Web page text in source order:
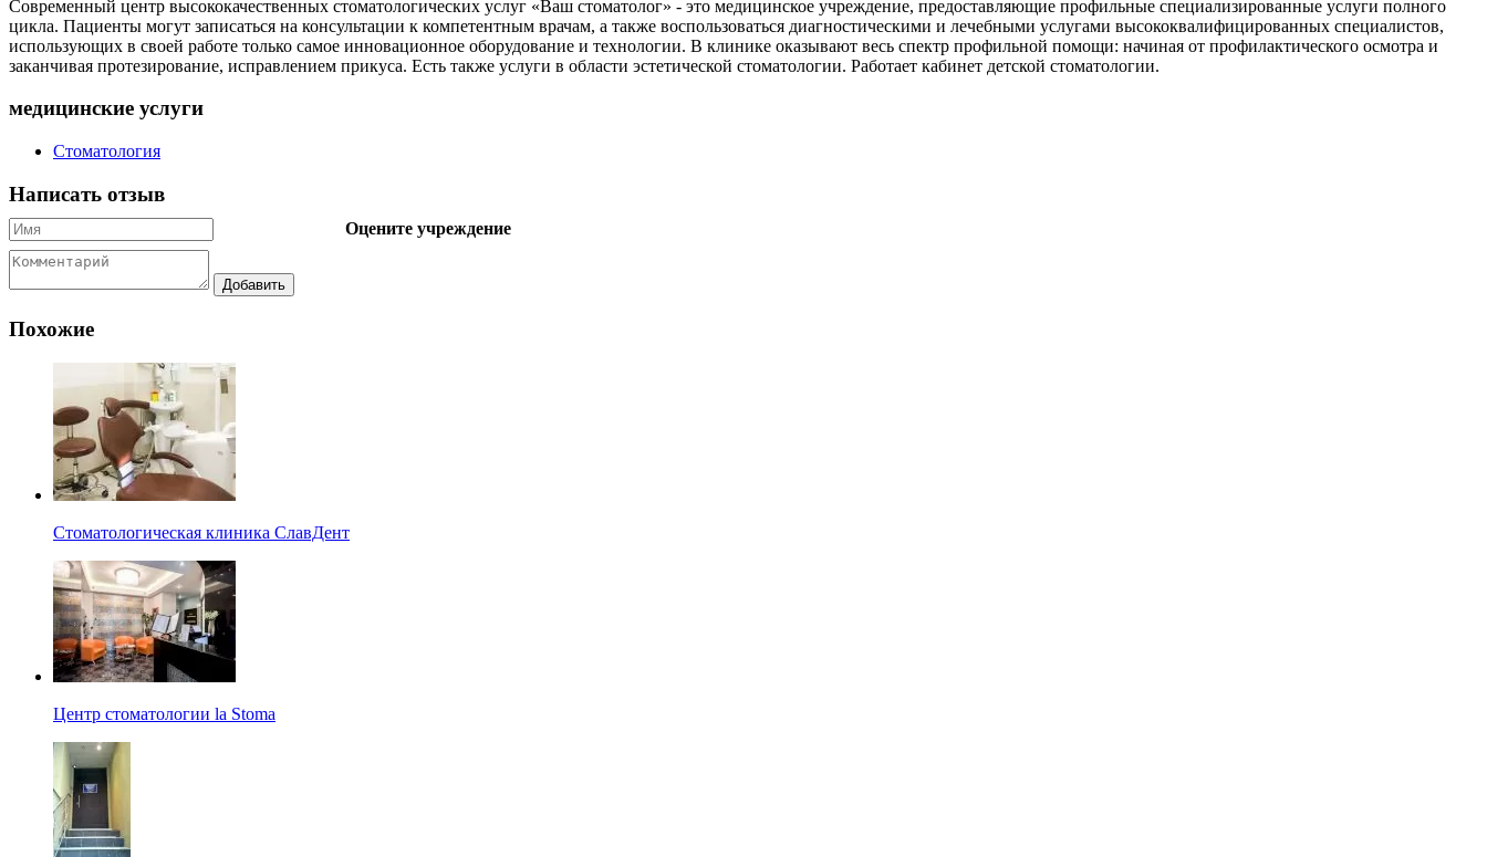
Современный центр высококачественных стоматологических услуг «Ваш стоматолог» - это медицинское учреждение, предоставляющие профильные специализированные услуги полного
цикла. Пациенты могут записаться на консультации к компетентным врачам, а также воспользоваться диагностическими и лечебными услугами высококвалифицированных специалистов,
использующих в своей работе только самое инновационное оборудование и технологии. В клинике оказывают весь спектр профильной помощи: начиная от профилактического осмотра и
заканчивая протезирование, исправлением прикуса. Есть также услуги в области эстетической стоматологии. Работает кабинет детской стоматологии.
медицинские услуги
Стоматология
Написать отзыв
Оцените учреждение
Похожие
Стоматологическая клиника СлавДент
Центр стоматологии la Stoma